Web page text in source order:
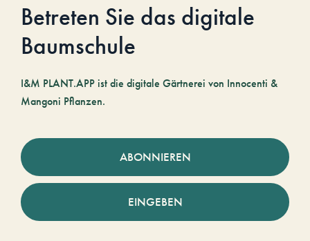
Betreten Sie das digitale
Baumschule
I&M PLANT.APP ist die digitale Gärtnerei von Innocenti &
Mangoni Pflanzen.
ABONNIEREN
EINGEBEN